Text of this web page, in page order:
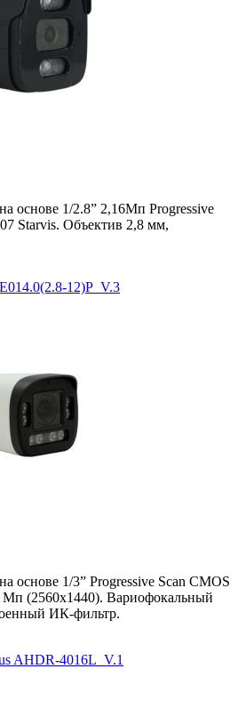
основе 1/2.8” 2,16Мп Progressive
Starvis. Объектив 2,8 мм,
12)P_V.3
основе 1/3” Progressive Scan CMOS
(2560х1440). Вариофокальный
ИК-фильтр.
AHDR-4016L_V.1